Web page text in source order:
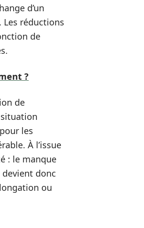
d’un
réductions
de
?
de
les
À l’issue
: le manque
devient donc
ou